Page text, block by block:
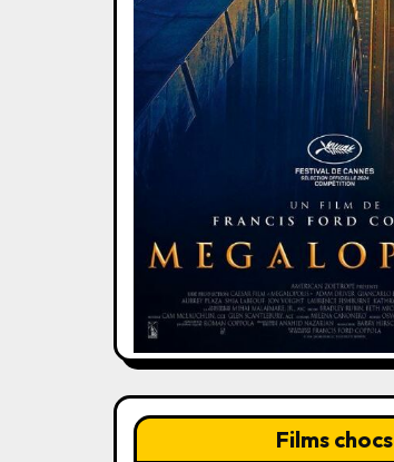
Films chocs